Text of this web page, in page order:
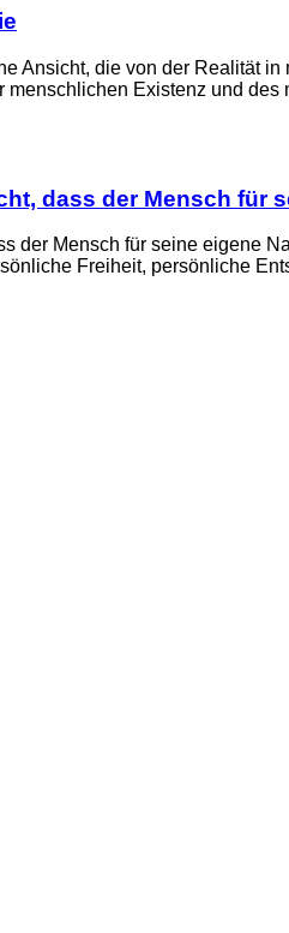
Ansicht, die von der Realität
Existenz und
dass der Mensch für
der Mensch für seine eigene
Freiheit, persönliche